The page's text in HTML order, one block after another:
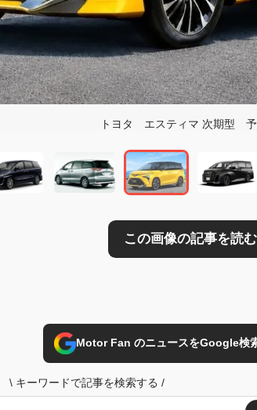
トヨタ エスティマ 次期型 予
この画像の記事を読む
Motor Fan のニュースをGoogle検
\ キーワードで記事を検索する /